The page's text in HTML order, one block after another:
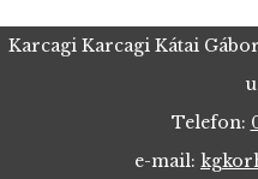
Karcagi Karcagi Kátai
Telefon:
e-mail: